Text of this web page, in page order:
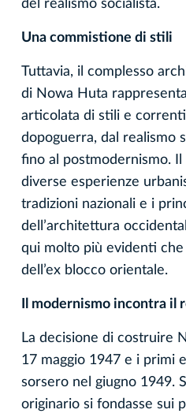
del realismo socialista.
Una commistione di stili
Tuttavia, il complesso
di Nowa Huta
articolata di stili e correnti
dopoguerra, dal realismo
fino al postmodernismo.
diverse esperienze
tradizioni nazionali e i
dell’architettura
qui molto più evidenti che
dell’ex blocco orientale.
Il modernismo incontra il
La decisione di costruire
17 maggio 1947 e i primi
sorsero nel giugno 1949.
originario si fondasse sui